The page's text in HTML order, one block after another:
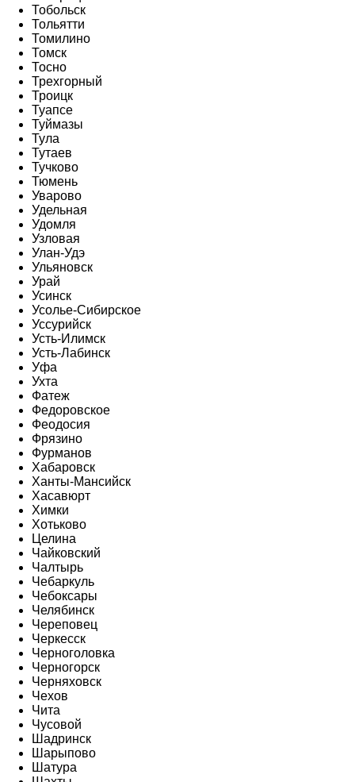
Тобольск
Тольятти
Томилино
Томск
Тосно
Трехгорный
Троицк
Туапсе
Туймазы
Тула
Тутаев
Тучково
Тюмень
Уварово
Удельная
Удомля
Узловая
Улан-Удэ
Ульяновск
Урай
Усинск
Усолье-Сибирское
Уссурийск
Усть-Илимск
Усть-Лабинск
Уфа
Ухта
Фатеж
Федоровское
Феодосия
Фрязино
Фурманов
Хабаровск
Ханты-Мансийск
Хасавюрт
Химки
Хотьково
Целина
Чайковский
Чалтырь
Чебаркуль
Чебоксары
Челябинск
Череповец
Черкесск
Черноголовка
Черногорск
Черняховск
Чехов
Чита
Чусовой
Шадринск
Шарыпово
Шатура